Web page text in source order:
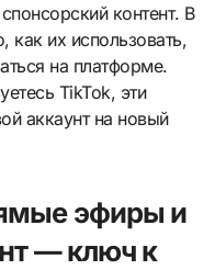
контент. В
как их использовать,
на платформе.
TikTok, эти
аккаунт на новый
эфиры и
— ключ к